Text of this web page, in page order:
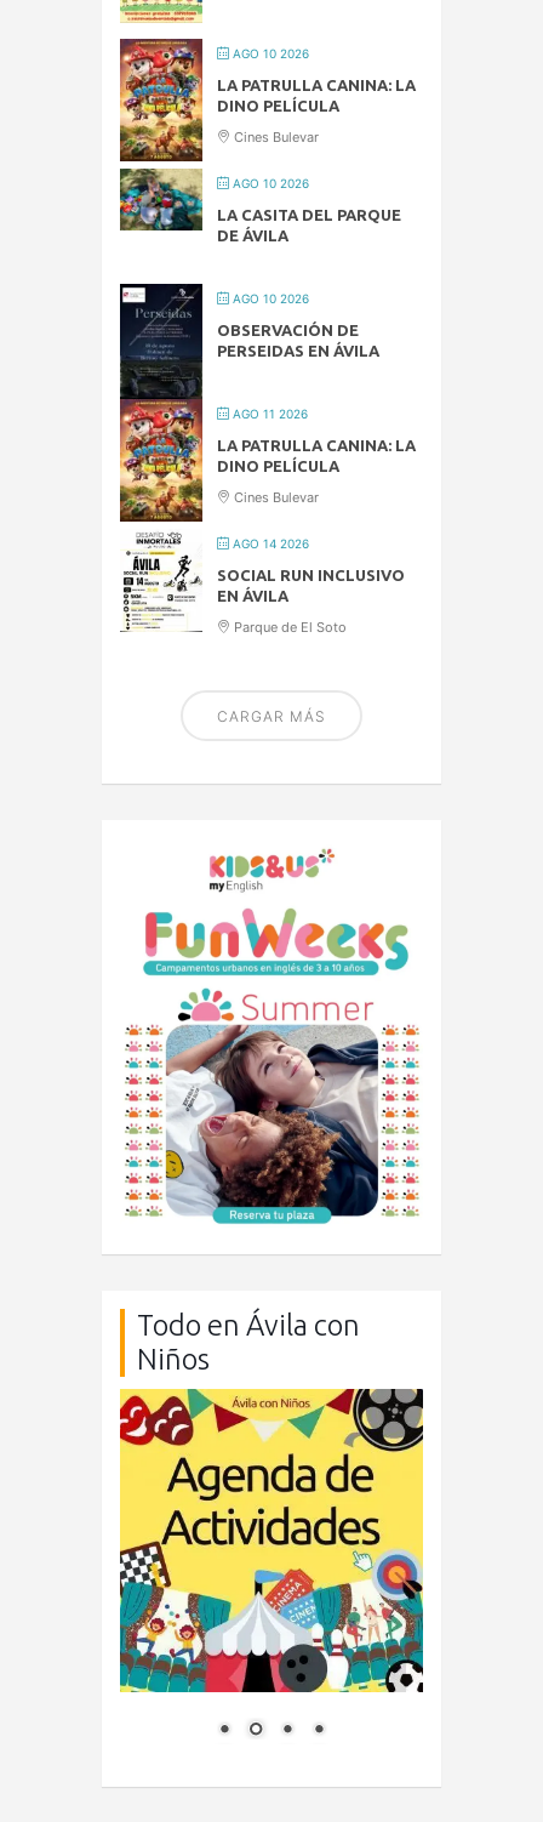
AGO 10 2026
LA PATRULLA CANINA: LA
DINO PELÍCULA
Cines Bulevar
AGO 10 2026
LA CASITA DEL PARQUE
DE ÁVILA
AGO 10 2026
OBSERVACIÓN DE
PERSEIDAS EN ÁVILA
AGO 11 2026
LA PATRULLA CANINA: LA
DINO PELÍCULA
Cines Bulevar
AGO 14 2026
SOCIAL RUN INCLUSIVO
EN ÁVILA
Parque de El Soto
CARGAR MÁS
Todo en Ávila con
Niños